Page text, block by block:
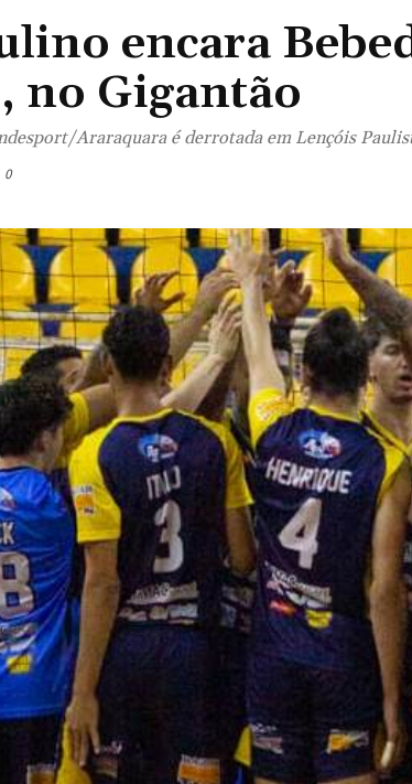
encara
no Gigantão
Araraquara é derrotada em Lençóis
0